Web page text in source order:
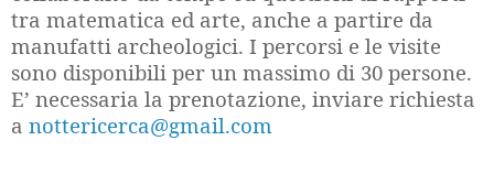
tra matematica ed arte, anche a partire da
manufatti archeologici. I percorsi e le visite
sono disponibili per un massimo di 30 persone.
E’ necessaria la prenotazione, inviare richiesta
a nottericerca@gmail.com